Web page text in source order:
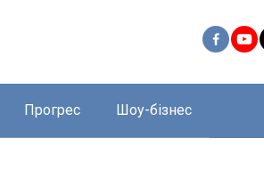
Прогрес Шоу-бізнес